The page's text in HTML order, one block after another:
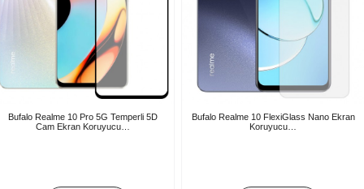
Bufalo Realme 10 Pro 5G Temperli 5D
Cam Ekran Koruyucu…
Bufalo Realme 10 FlexiGlass Nano Ekran
Koruyucu…